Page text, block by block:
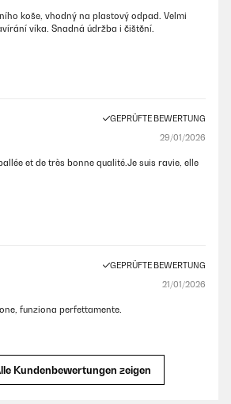
08/09/2025
koše, vhodný na plastový odpad. Velmi
víka. Snadná údržba i čištění.
GEPRÜFTE BEWERTUNG
29/01/2026
et de très bonne qualité.Je suis ravie, elle
GEPRÜFTE BEWERTUNG
21/01/2026
funziona perfettamente.
Kundenbewertungen zeigen